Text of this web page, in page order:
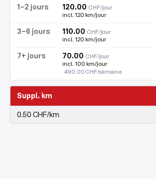
120.00 CHF/jour
incl. 120 km/jour
110.00 CHF/jour
incl. 120 km/jour
70.00 CHF/jour
incl. 100 km/jour
490.00 CHF/semaine
Suppl. km
0.50 CHF/km